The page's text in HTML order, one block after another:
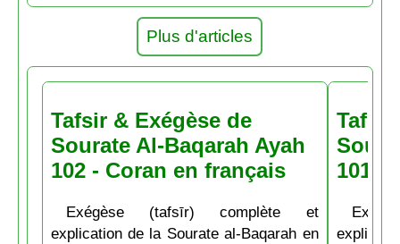
Plus d'articles
Tafsir & Exégèse de
Sourate Al-Baqarah Ayah
102 - Coran en français
Exégèse (tafsīr) complète et
explication de la Sourate al-Baqarah en
Tafsir
101 -